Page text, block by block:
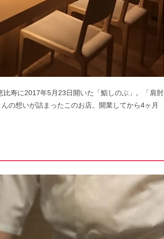
寿に2017年5月23日開いた「鮨しのぶ」。「肩肘
の想いが詰まったこのお店。開業してから4ヶ月